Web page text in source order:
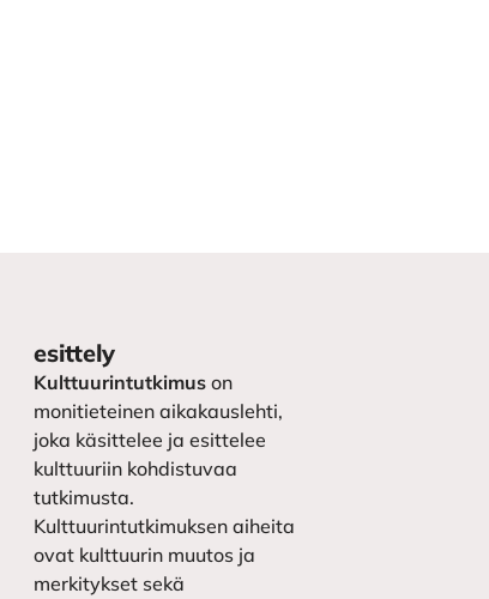
esittely
Kulttuurintutkimus on
monitieteinen aikakauslehti,
joka käsittelee ja esittelee
kulttuuriin kohdistuvaa
tutkimusta.
Kulttuurintutkimuksen aiheita
ovat kulttuurin muutos ja
merkitykset sekä